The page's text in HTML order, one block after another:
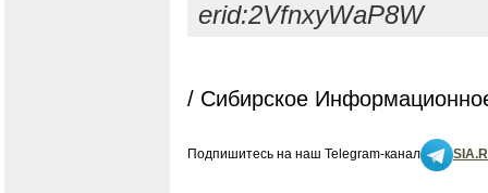
erid:2VfnxyWaP8W
/ Сибирское
Подпишитесь на наш Telegram-канал